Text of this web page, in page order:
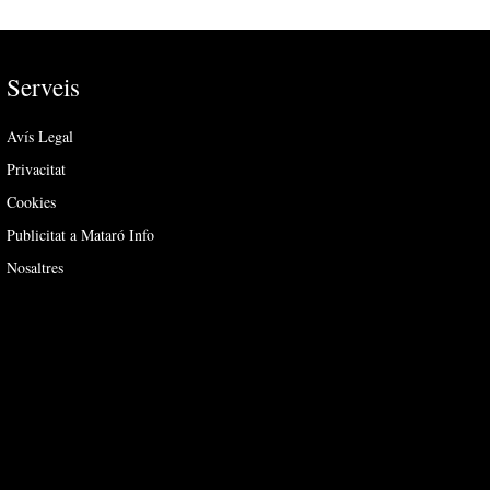
Serveis
Avís Legal
Privacitat
Cookies
Publicitat a Mataró Info
Nosaltres